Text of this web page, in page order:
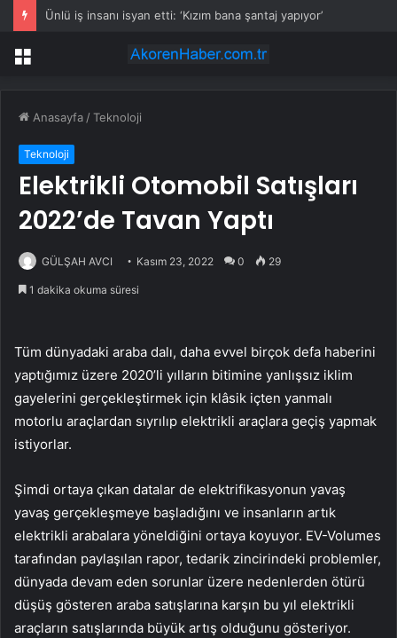
Ünlü iş insanı isyan etti: ‘Kızım bana şantaj yapıyor’
Menü
Anasayfa /Teknoloji
Teknoloji
Elektrikli Otomobil Satışları
2022’de Tavan Yaptı
GÜLŞAH AVCI Kasım 23, 2022 0 29
1 dakika okuma süresi
Tüm dünyadaki araba dalı, daha evvel birçok defa haberini
yaptığımız üzere 2020’li yılların bitimine yanlışsız iklim
gayelerini gerçekleştirmek için klâsik içten yanmalı
motorlu araçlardan sıyrılıp elektrikli araçlara geçiş yapmak
istiyorlar.
Şimdi ortaya çıkan datalar de elektrifikasyonun yavaş
yavaş gerçekleşmeye başladığını ve insanların artık
elektrikli arabalara yöneldiğini ortaya koyuyor. EV-Volumes
tarafından paylaşılan rapor, tedarik zincirindeki problemler,
dünyada devam eden sorunlar üzere nedenlerden ötürü
düşüş gösteren araba satışlarına karşın bu yıl elektrikli
araçların satışlarında büyük artış olduğunu gösteriyor.